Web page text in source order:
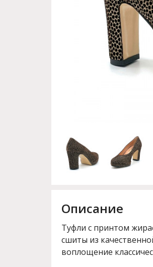
Описание
Туфли с принтом
сшиты из
воплощение